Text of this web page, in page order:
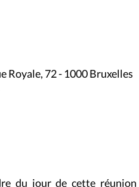
Royale, 72 - 1000 Bruxelles
du jour de cette